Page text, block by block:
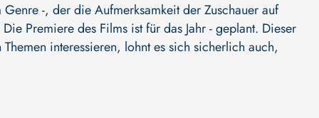
-, der die Aufmerksamkeit der Zuschauer auf
Premiere des Films ist für das Jahr - geplant. Dieser
interessieren, lohnt es sich sicherlich auch,